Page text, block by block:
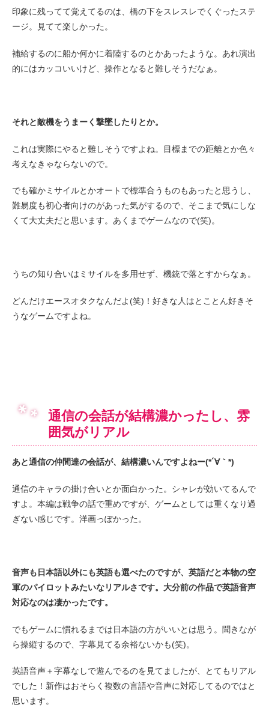
印象に残ってて覚えてるのは、橋の下をスレスレでくぐったステ
ージ。見てて楽しかった。
補給するのに船か何かに着陸するのとかあったような。あれ演出
的にはカッコいいけど、操作となると難しそうだなぁ。
それと敵機をうまーく撃墜したりとか。
これは実際にやると難しそうですよね。目標までの距離とか色々
考えなきゃならないので。
でも確かミサイルとかオートで標準合うものもあったと思うし、
難易度も初心者向けのがあった気がするので、そこまで気にしな
くて大丈夫だと思います。あくまでゲームなので(笑)。
うちの知り合いはミサイルを多用せず、機銃で落とすからなぁ。
どんだけエースオタクなんだよ(笑)！好きな人はとことん好きそ
うなゲームですよね。
通信の会話が結構濃かったし、雰
囲気がリアル
あと通信の仲間達の会話が、結構濃いんですよねー(*´∀｀*)
通信のキャラの掛け合いとか面白かった。シャレが効いてるんで
すよ。本編は戦争の話で重めですが、ゲームとしては重くなり過
ぎない感じです。洋画っぽかった。
音声も日本語以外にも英語も選べたのですが、英語だと本物の空
軍のパイロットみたいなリアルさです。大分前の作品で英語音声
対応なのは凄かったです。
でもゲームに慣れるまでは日本語の方がいいとは思う。聞きなが
ら操縦するので、字幕見てる余裕ないかも(笑)。
英語音声＋字幕なしで遊んでるのを見てましたが、とてもリアル
でした！新作はおそらく複数の言語や音声に対応してるのではと
思います。